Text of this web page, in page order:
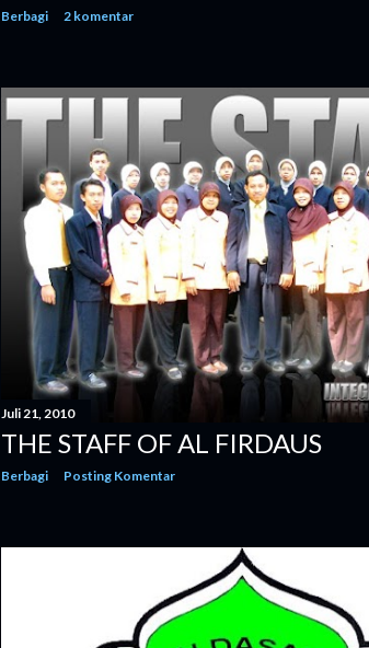
Berbagi 2 komentar
Juli 21, 2010
THE STAFF OF AL FIRDAUS
Berbagi Posting Komentar